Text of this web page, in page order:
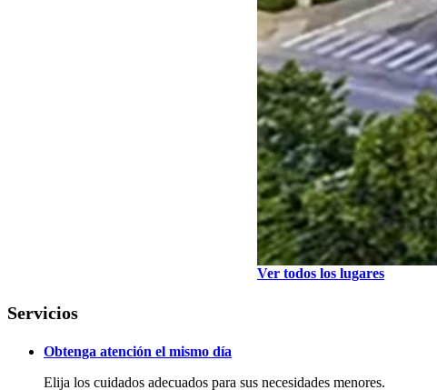
Ver todos los lugares
Servicios
Obtenga atención el mismo día
Elija los cuidados adecuados para sus necesidades menores.